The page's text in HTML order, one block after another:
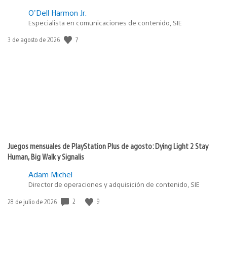
O'Dell Harmon Jr.
Especialista en comunicaciones de contenido, SIE
Fecha
3 de agosto de 2026 7
Juegos mensuales de PlayStation Plus de agosto: Dying Light 2 Stay
Human, Big Walk y Signalis
Adam Michel
Director de operaciones y adquisición de contenido, SIE
Fecha
28 de julio de 2026 2 9